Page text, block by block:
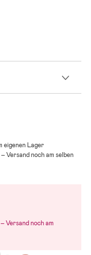
an der
eigenen Lager
Versand noch am selben
Versand noch am